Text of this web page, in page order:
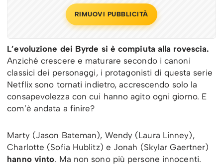
RIMUOVI PUBBLICITÀ
L’evoluzione dei Byrde si è compiuta alla rovescia.
Anziché crescere e maturare secondo i canoni
classici dei personaggi, i protagonisti di questa serie
Netflix sono tornati indietro, accrescendo solo la
consapevolezza con cui hanno agito ogni giorno. E
com’è andata a finire?
Marty (Jason Bateman), Wendy (Laura Linney),
Charlotte (Sofia Hublitz) e Jonah (Skylar Gaertner)
hanno vinto. Ma non sono più persone innocenti.